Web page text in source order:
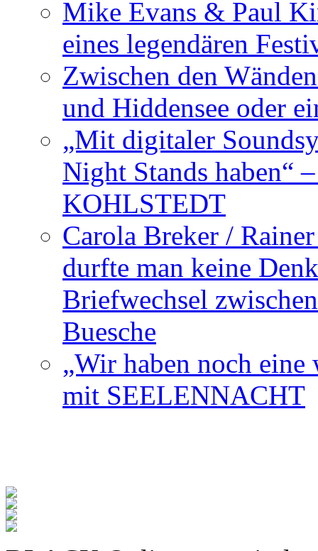
Mike Evans & Paul
eines legendären
Zwischen den
und Hiddensee oder
„Mit digitaler
Night Stands haben“
KOHLSTEDT
Carola Breker /
durfte man keine
Briefwechsel
Buesche
„Wir haben noch
mit SEELENNACHT